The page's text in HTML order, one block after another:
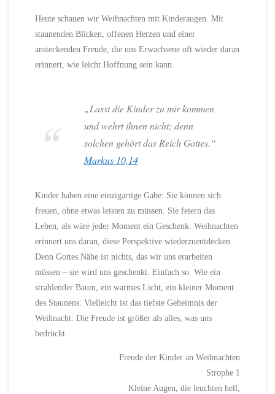
Heute schauen wir Weihnachten mit Kinderaugen. Mit
staunenden Blicken, offenen Herzen und einer
ansteckenden Freude, die uns Erwachsene oft wieder daran
erinnert, wie leicht Hoffnung sein kann.
„Lasst die Kinder zu mir kommen
und wehrt ihnen nicht; denn
solchen gehört das Reich Gottes.“
Markus 10,14
Kinder haben eine einzigartige Gabe: Sie können sich
freuen, ohne etwas leisten zu müssen. Sie feiern das
Leben, als wäre jeder Moment ein Geschenk. Weihnachten
erinnert uns daran, diese Perspektive wiederzuentdecken.
Denn Gottes Nähe ist nichts, das wir uns erarbeiten
müssen – sie wird uns geschenkt. Einfach so. Wie ein
strahlender Baum, ein warmes Licht, ein kleiner Moment
des Staunens. Vielleicht ist das tiefste Geheimnis der
Weihnacht: Die Freude ist größer als alles, was uns
bedrückt.
Freude der Kinder an Weihnachten
Strophe 1
Kleine Augen, die leuchten hell,